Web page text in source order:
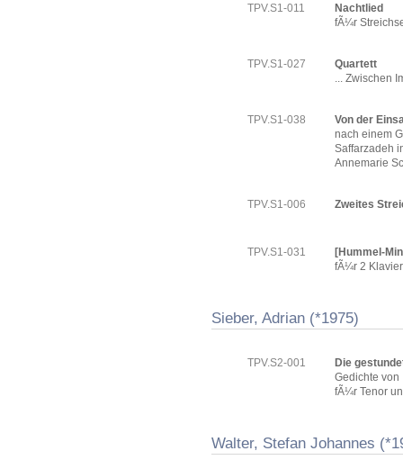
TPV.S1-011
Nachtlied
fÃ¼r
TPV.S1-027
Quartett
... Zwischen
TPV.S1-038
Von der
nach einem
Saffarzadeh
Annemarie
TPV.S1-006 Zweites
TPV.S1-031
[Hummel-
fÃ¼r 2
Sieber, Adrian (*1975)
TPV.S2-001
Die
Gedichte von
fÃ¼r Tenor
Walter, Stefan Johannes